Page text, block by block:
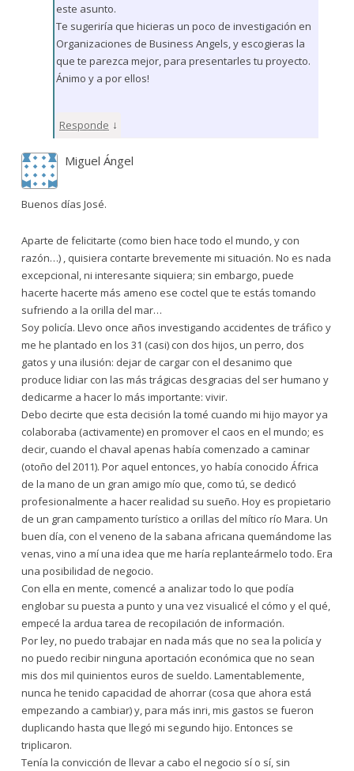
este asunto.
Te sugeriría que hicieras un poco de investigación en
Organizaciones de Business Angels, y escogieras la
que te parezca mejor, para presentarles tu proyecto.
Ánimo y a por ellos!
Responde ↓
Miguel Ángel
Buenos días José.
Aparte de felicitarte (como bien hace todo el mundo, y con
razón…) , quisiera contarte brevemente mi situación. No es nada
excepcional, ni interesante siquiera; sin embargo, puede
hacerte hacerte más ameno ese coctel que te estás tomando
sufriendo a la orilla del mar…
Soy policía. Llevo once años investigando accidentes de tráfico y
me he plantado en los 31 (casi) con dos hijos, un perro, dos
gatos y una ilusión: dejar de cargar con el desanimo que
produce lidiar con las más trágicas desgracias del ser humano y
dedicarme a hacer lo más importante: vivir.
Debo decirte que esta decisión la tomé cuando mi hijo mayor ya
colaboraba (activamente) en promover el caos en el mundo; es
decir, cuando el chaval apenas había comenzado a caminar
(otoño del 2011). Por aquel entonces, yo había conocido África
de la mano de un gran amigo mío que, como tú, se dedicó
profesionalmente a hacer realidad su sueño. Hoy es propietario
de un gran campamento turístico a orillas del mítico río Mara. Un
buen día, con el veneno de la sabana africana quemándome las
venas, vino a mí una idea que me haría replanteármelo todo. Era
una posibilidad de negocio.
Con ella en mente, comencé a analizar todo lo que podía
englobar su puesta a punto y una vez visualicé el cómo y el qué,
empecé la ardua tarea de recopilación de información.
Por ley, no puedo trabajar en nada más que no sea la policía y
no puedo recibir ninguna aportación económica que no sean
mis dos mil quinientos euros de sueldo. Lamentablemente,
nunca he tenido capacidad de ahorrar (cosa que ahora está
empezando a cambiar) y, para más inri, mis gastos se fueron
duplicando hasta que llegó mi segundo hijo. Entonces se
triplicaron.
Tenía la convicción de llevar a cabo el negocio sí o sí, sin